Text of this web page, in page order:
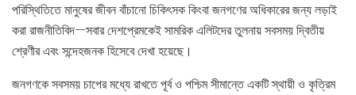
পরিস্থিতিতে মানুষের জীবন বাঁচানো চিকিৎসক কিংবা জনগণের অধিকারের জন্য লড়াই
করা রাজনীতিবিদ—সবার দেশপ্রেমকেই সামরিক এলিটদের তুলনায় সবসময় দ্বিতীয়
শ্রেণীর এবং সন্দেহজনক হিসেবে দেখা হয়েছে।
জনগণকে সবসময় চাপের মধ্যে রাখতে পূর্ব ও পশ্চিম সীমান্তে একটি স্থায়ী ও কৃত্রিম